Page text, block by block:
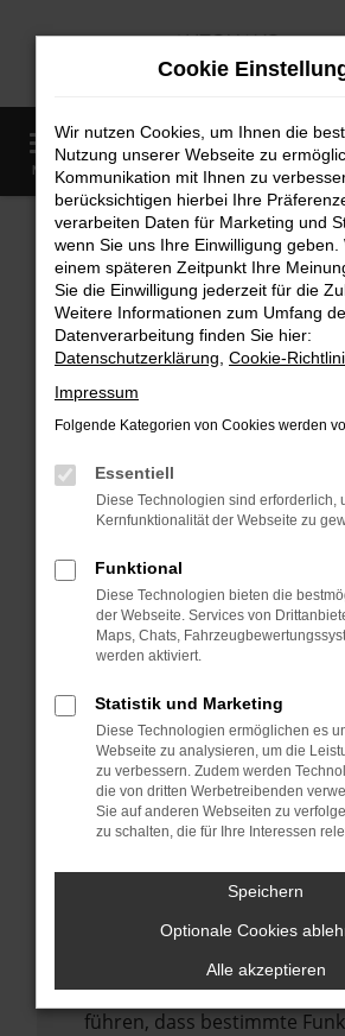
Zum
MENÜ
Startseite Fahrzeugangebote Fahrzeugmarkt
Fehler: Network
Beim Laden ist ein Fehler
Hier sind ein paar Tipps, die dir
Überprüfe deine Firewall
Internetverbindung.
deine Suchmaschine?
Prüfe deine
Manche Erweiterungen, wie
können das Laden
anderen Browser oder in
Fenster?
Starte dein Gerät neu.
Das kann manchmal helfen,
vorübergehende Probleme
Stelle sicher, dass dein
Betriebssystem auf dem
Veraltete Software birgt
Sicherheitsrisiko, sondern
führen, dass bestimmte
Cookie
Wir nutzen Cookies, um Ihnen die
Nutzung unserer Webseite zu
Kommunikation mit Ihnen zu
berücksichtigen hierbei Ihre
verarbeiten Daten für Marketing und
wenn Sie uns Ihre Einwilligung geben.
einem späteren Zeitpunkt Ihre
Sie die Einwilligung jederzeit für die
Weitere Informationen zum Umfang
Datenverarbeitung finden Sie hier:
Datenschutzerklärung Cookie-
Impressum
Folgende Kategorien von Cookies werden
Essentiell
Diese Technologien sind erforderlich,
Kernfunktionalität der Webseite zu
Funktional
Diese Technologien bieten die
der Webseite. Services von
Maps, Chats,
werden aktiviert.
Statistik und Marketing
Diese Technologien ermöglichen es
Webseite zu analysieren, um die
zu verbessern. Zudem werden
die von dritten Werbetreibenden
Sie auf anderen Webseiten zu
zu schalten, die für Ihre Interessen
Speichern
Optionale Cookies
Alle akzeptieren